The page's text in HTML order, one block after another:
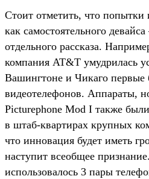
Стоит отметить, что попытки
как самостоятельного
отдельного рассказа.
компания AT&T умудрилась
Вашингтоне и Чикаго первые
видеотелефонов. Аппараты,
Picturephone Mod I также
в штаб-квартирах крупных
что инновация будет иметь
наступит всеобщее
использовалось 3 пары